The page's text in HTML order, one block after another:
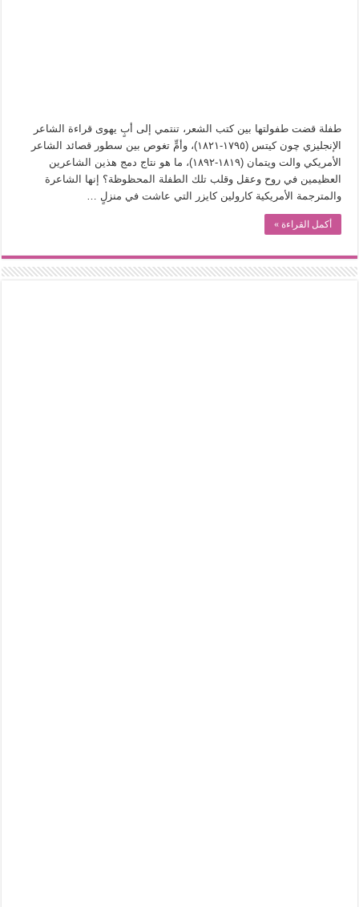
عوالم منصورة عز الدين.. حين يصبح الزمن بطل الرواية
الطعام في الحضارة الإسلامية.. تاريخ يُقرأ بالنكهات
يوم شاهدت زينات صدقي على المسرح وسرحت!
طفلة قضت طفولتها بين كتب الشعر، تنتمي إلى أبٍ يهوى قراءة الشاعر
الإنجليزي چون كيتس (١٧٩٥-١٨٢١)، وأمٍّ تغوص بين سطور قصائد الشاعر
الأمريكي والت ويتمان (١٨١٩-١٨٩٢)، ما هو نتاج دمج هذين الشاعرين
العظيمين في روح وعقل وقلب تلك الطفلة المحظوظة؟ إنها الشاعرة
والمترجمة الأمريكية كارولين كايزر التي عاشت في منزلٍ …
أكمل القراءة »